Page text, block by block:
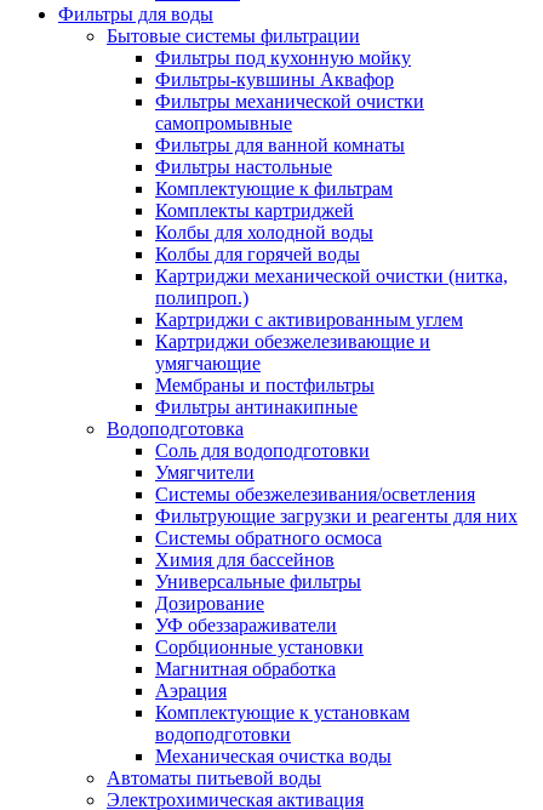
Фильтры для воды
Бытовые системы фильтрации
Фильтры под кухонную мойку
Фильтры-кувшины Аквафор
Фильтры механической очистки
самопромывные
Фильтры для ванной комнаты
Фильтры настольные
Комплектующие к фильтрам
Комплекты картриджей
Колбы для холодной воды
Колбы для горячей воды
Картриджи механической очистки (нитка,
полипроп.)
Картриджи с активированным углем
Картриджи обезжелезивающие и
умягчающие
Мембраны и постфильтры
Фильтры антинакипные
Водоподготовка
Соль для водоподготовки
Умягчители
Системы обезжелезивания/осветления
Фильтрующие загрузки и реагенты для них
Системы обратного осмоса
Химия для бассейнов
Универсальные фильтры
Дозирование
УФ обеззараживатели
Сорбционные установки
Магнитная обработка
Аэрация
Комплектующие к установкам
водоподготовки
Механическая очистка воды
Автоматы питьевой воды
Электрохимическая активация